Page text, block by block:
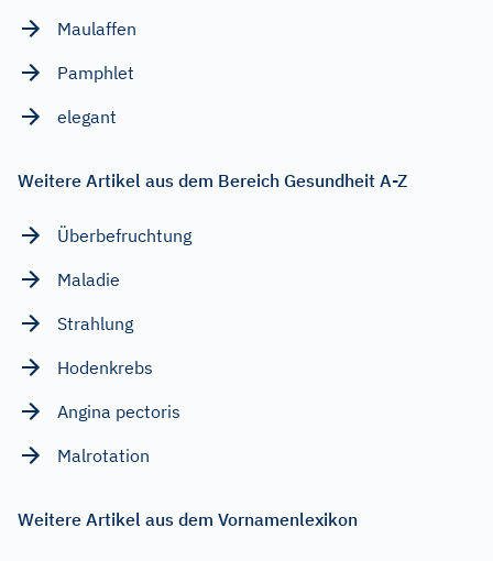
Maulaffen
Pamphlet
elegant
Weitere Artikel aus dem Bereich Gesundheit A-Z
Überbefruchtung
Maladie
Strahlung
Hodenkrebs
Angina pectoris
Malrotation
Weitere Artikel aus dem Vornamenlexikon